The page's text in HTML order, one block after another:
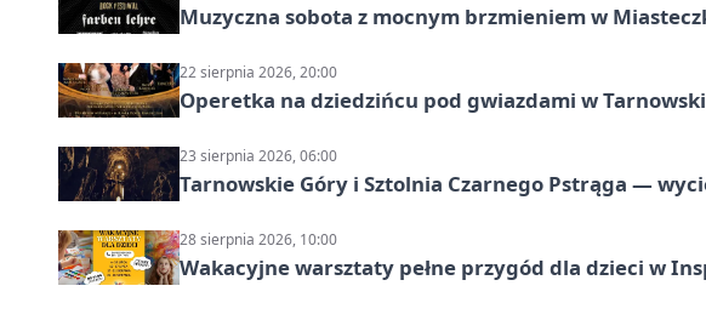
Muzyczna sobota z mocnym brzmieniem w
22 sierpnia 2026, 20:00
Operetka na dziedzińcu pod gwiazdami w
23 sierpnia 2026, 06:00
Tarnowskie Góry i Sztolnia Czarnego Pstrąga —
28 sierpnia 2026, 10:00
Wakacyjne warsztaty pełne przygód dla dzieci w